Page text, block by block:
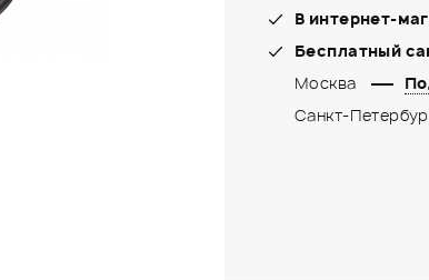
В интернет-
Бесплатный
Москва
Санкт-